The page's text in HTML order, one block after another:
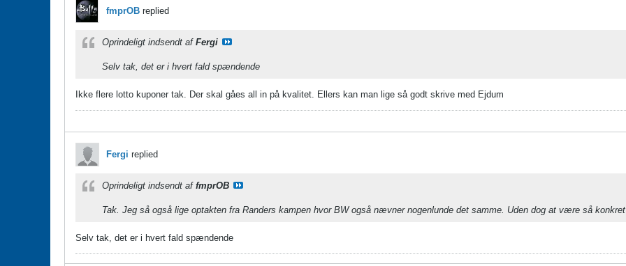
fmprOB replied
Oprindeligt indsendt af Fergi
Selv tak, det er i hvert fald spændende
Ikke flere lotto kuponer tak. Der skal gåes all in på kvalitet. Ellers kan man lige så godt skrive med Ejdum
Fergi replied
Oprindeligt indsendt af fmprOB
Tak. Jeg så også lige optakten fra Randers kampen hvor BW også nævner nogenlunde det samme. Uden dog at være så konkret
Selv tak, det er i hvert fald spændende